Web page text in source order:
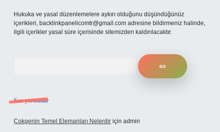
Hukuka ve yasal düzenlemelere aykırı olduğunu düşündüğünüz
içerikleri, backlinkpanelicomtr@gmail.com adresine bildirmeniz halinde,
ilgili içerikler yasal süre içerisinde sitemizden kaldırılacaktır.
Son yorumlar
Çokgenin Temel Elemanları Nelerdir için admin